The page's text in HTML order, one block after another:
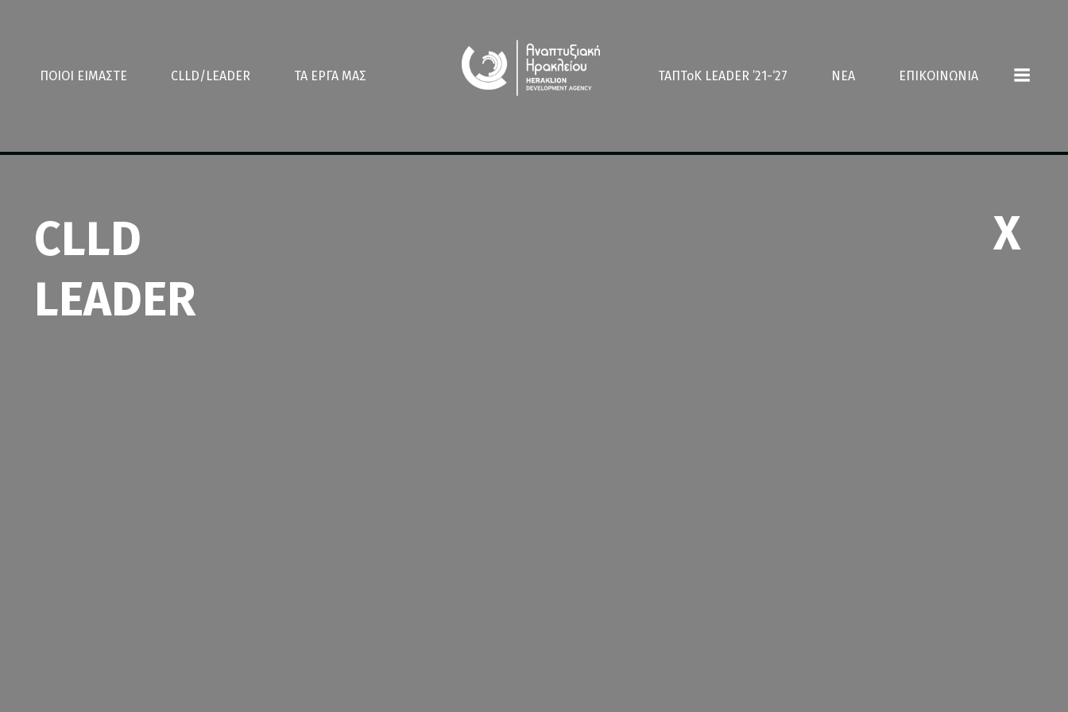
ΠΟΙΟΙ ΕΙΜΑΣΤΕ CLLD/LEADER ΤΑ ΕΡΓΑ ΜΑΣ ΤΑΠΤοK LEADER ’21-‘27 ΝΕΑ ΕΠΙΚΟΙΝΩΝΙΑ
CLLD
LEADER
X